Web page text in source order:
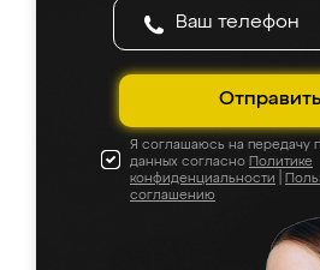
Отправить
Я соглашаюсь на передачу
данных согласно Политике
конфиденциальности
соглашению